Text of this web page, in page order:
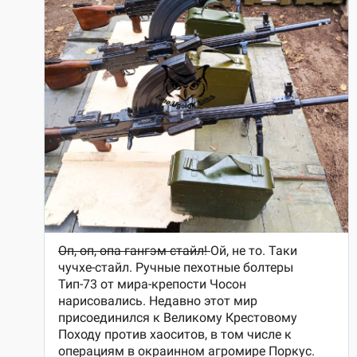
автомобили. Однажды даже заметил джип американского
производства. Зарегистрирован он был, как военный
автомобиль, поскольку номера были чёрными.
«Дети из богатых семей носят китайские рюкзаки»
- В КНДР есть разделение на богатых и бедных?
- Оно видно невооружённым глазом. Небогатые люди носят
одежду, грубо говоря, «деревенского» или «рабочего» фасона.
Кто побогаче - ходят во френчах, рубашках, костюмах.
Девушки из обеспеченных слоёв населения носят юбки,
причем относительно короткие. Детей из обеспеченных семей
можно определить по цветным рюкзакам в китайском стиле.
Главное различие между менее и более обеспеченными - в
цвете лица. Загорелый человек - ближе к условному
«рабочему классу». Девушки из высшего общества всячески
оберегают белизну лица, от солнца прячутся под зонтиками.
- Понятие моды в КНДР существует? И там действительно
разрешено носить только определенные прически?